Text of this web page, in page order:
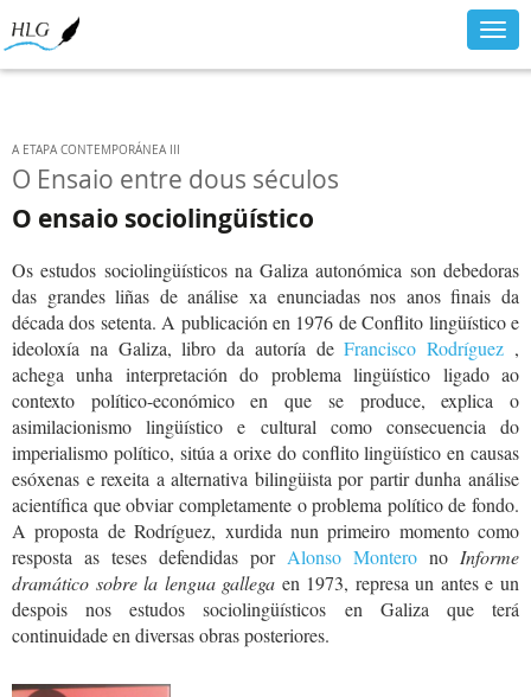
A ETAPA CONTEMPORÁNEA III
O Ensaio entre dous séculos
O ensaio sociolingüístico
Os estudos sociolingüísticos na Galiza autonómica son debedoras
das grandes liñas de análise xa enunciadas nos anos finais da
década dos setenta. A publicación en 1976 de Conflito lingüístico e
ideoloxía na Galiza, libro da autoría deFrancisco Rodríguez ,
achega unha interpretación do problema lingüístico ligado ao
contexto político-económico en que se produce, explica o
asimilacionismo lingüístico e cultural como consecuencia do
imperialismo político, sitúa a orixe do conflito lingüístico en causas
esóxenas e rexeita a alternativa bilingüista por partir dunha análise
acientífica que obviar completamente o problema político de fondo.
A proposta de Rodríguez, xurdida nun primeiro momento como
resposta as teses defendidas por Alonso Montero no Informe
dramático sobre la lengua gallega en 1973, represa un antes e un
despois nos estudos sociolingüísticos en Galiza que terá
continuidade en diversas obras posteriores.